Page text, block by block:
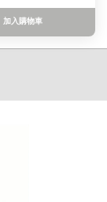
加入購物車